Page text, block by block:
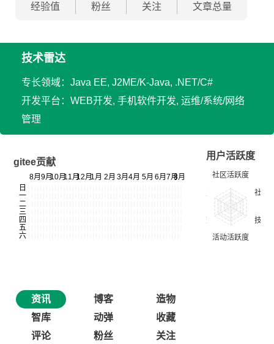
经验值 粉丝 关注 文章总量
技术雷达
专长领域：Java EE, J2ME/K-Java, .NET/C#
开发平台：WEB开发, 手机软件开发, 运维/系统/网络
管理
gitee贡献
用户活跃度
资讯 博客
造物
智库
动弹
收藏
评论
粉丝 关注